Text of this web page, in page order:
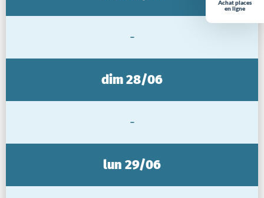
Achat places
en ligne
-
dim 28/06
-
lun 29/06